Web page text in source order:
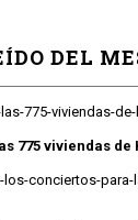
DEL
775 viviendas de